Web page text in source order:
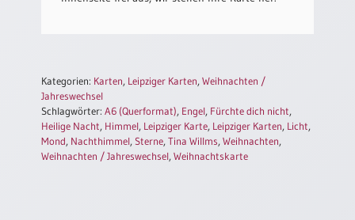
Hefte
Kategorien: Karten, Leipziger Karten,Weihnachten /
Jahreswechsel
Schlagwörter:A6 (Querformat), Engel, Fürchte dich nicht,
Heilige Nacht, Himmel, Leipziger Karte, Leipziger Karten, Licht,
Mond, Nachthimmel, Sterne,Tina Willms,Weihnachten,
Weihnachten / Jahreswechsel,Weihnachtskarte